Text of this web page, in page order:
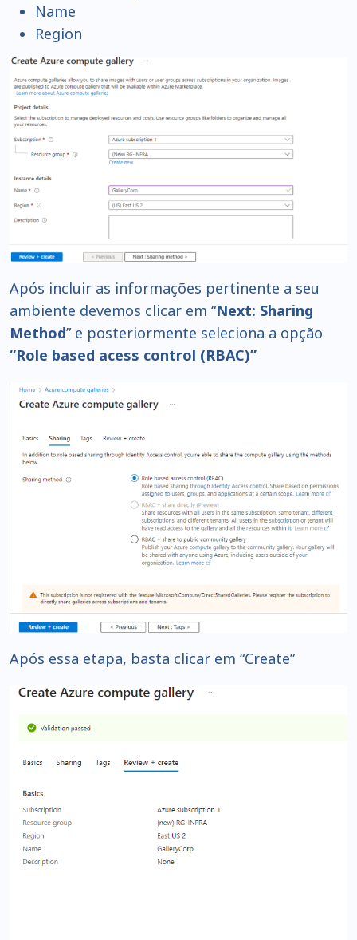
Name
Region
Após incluir as informações pertinente a seu
ambiente devemos clicar em “Next: Sharing
Method” e posteriormente seleciona a opção
“Role based acess control (RBAC)”
Após essa etapa, basta clicar em “Create”